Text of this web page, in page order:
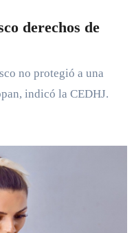
derechos de
indicó la CEDHJ.